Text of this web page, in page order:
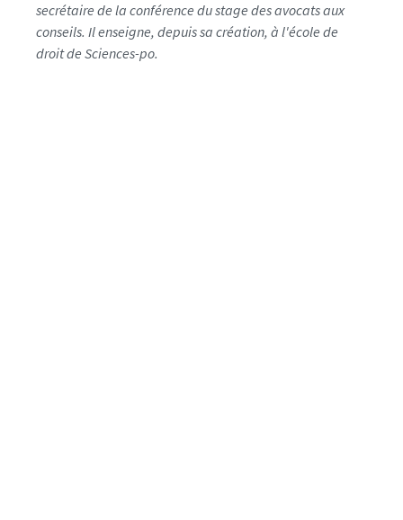
secrétaire de la conférence du stage des avocats aux
conseils. Il enseigne, depuis sa création, à l'école de
droit de Sciences-po.